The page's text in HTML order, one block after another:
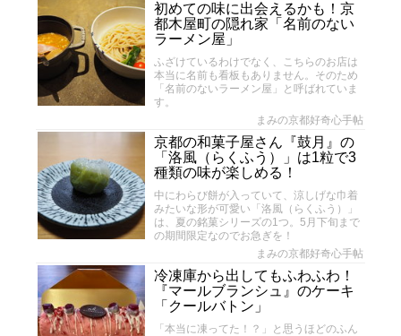
初めての味に出会えるかも！京
都木屋町の隠れ家「名前のない
ラーメン屋」
ふざけているわけでなく、こちらのお店は
本当に名前も看板もありません。そのため
「名前のないラーメン屋」と呼ばれていま
す。
まみの京都好奇心手帖
京都の和菓子屋さん『鼓月』の
「洛風（らくふう）」は1粒で3
種類の味が楽しめる！
中にわらび餅が入っていて、涼しげな巾着
みたいな形が可愛い「洛風（らくふう）」
は、夏の銘菓シリーズの1つ。5月下旬まで
の期間限定なのでお急ぎを！
まみの京都好奇心手帖
冷凍庫から出してもふわふわ！
『マールブランシュ』のケーキ
「クールバトン」
「本当に凍ってた！？」と思うほどのふん